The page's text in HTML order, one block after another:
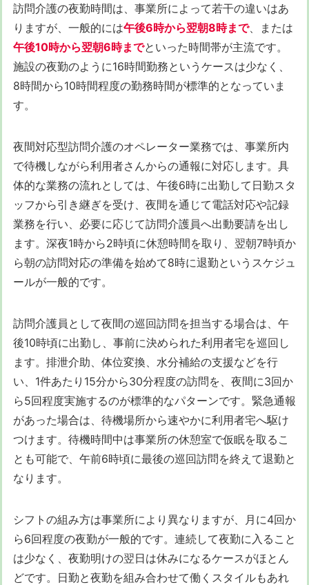
訪問介護の夜勤時間は、事業所によって若干の違いはあ
りますが、一般的には午後6時から翌朝8時まで、または
午後10時から翌朝6時までといった時間帯が主流です。
施設の夜勤のように16時間勤務というケースは少なく、
8時間から10時間程度の勤務時間が標準的となっていま
す。
夜間対応型訪問介護のオペレーター業務では、事業所内
で待機しながら利用者さんからの通報に対応します。具
体的な業務の流れとしては、午後6時に出勤して日勤スタ
ッフから引き継ぎを受け、夜間を通じて電話対応や記録
業務を行い、必要に応じて訪問介護員へ出動要請を出し
ます。深夜1時から2時頃に休憩時間を取り、翌朝7時頃か
ら朝の訪問対応の準備を始めて8時に退勤というスケジュ
ールが一般的です。
訪問介護員として夜間の巡回訪問を担当する場合は、午
後10時頃に出勤し、事前に決められた利用者宅を巡回し
ます。排泄介助、体位変換、水分補給の支援などを行
い、1件あたり15分から30分程度の訪問を、夜間に3回か
ら5回程度実施するのが標準的なパターンです。緊急通報
があった場合は、待機場所から速やかに利用者宅へ駆け
つけます。待機時間中は事業所の休憩室で仮眠を取るこ
とも可能で、午前6時頃に最後の巡回訪問を終えて退勤と
なります。
シフトの組み方は事業所により異なりますが、月に4回か
ら6回程度の夜勤が一般的です。連続して夜勤に入ること
は少なく、夜勤明けの翌日は休みになるケースがほとん
どです。日勤と夜勤を組み合わせて働くスタイルもあれ